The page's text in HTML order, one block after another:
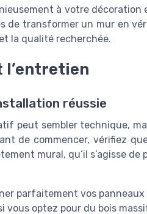
à votre décoration
de transformer un mur en
la qualité recherchée.
l’entretien
réussie
peut sembler technique,
de commencer, vérifiez
mural, qu’il s’agisse
parfaitement vos panneaux
vous optez pour du bois